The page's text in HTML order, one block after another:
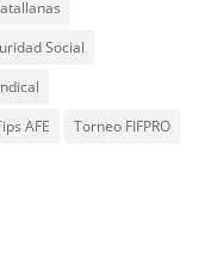
Social
AFE
Torneo FIFPRO